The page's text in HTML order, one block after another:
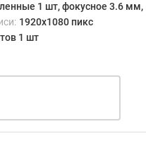
1 шт, фокусное 3.6
1920x1080 пикс
1 шт